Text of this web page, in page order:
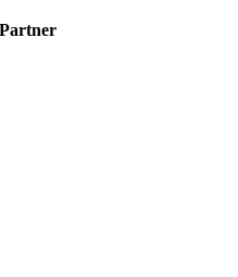
Partner